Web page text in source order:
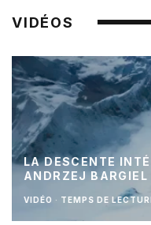
VIDÉOS
LA DESCENTE
ANDRZEJ BARGIEL
VIDÉO · TEMPS DE